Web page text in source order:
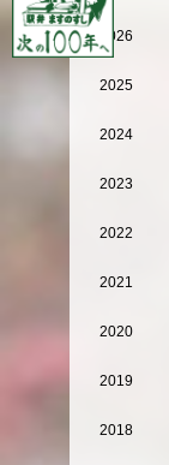
2026
2025
2024
2023
2022
2021
2020
2019
2018